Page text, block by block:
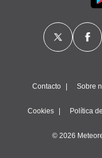
ella, uso de datos
perfiles para
perfil para
selección de
la combinación de
con el objetivo de
mediante análisis de
Contacto Sobre
Cookies Política
© 2026